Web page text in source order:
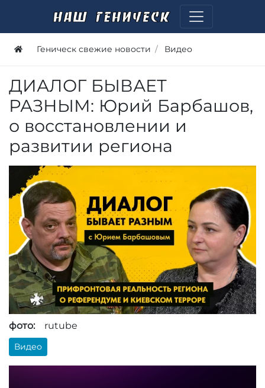
Геническ свежие новости Видео
ДИАЛОГ БЫВАЕТ
РАЗНЫМ: Юрий Барбашов,
о восстановлении и
развитии региона
фото: rutube
Видео